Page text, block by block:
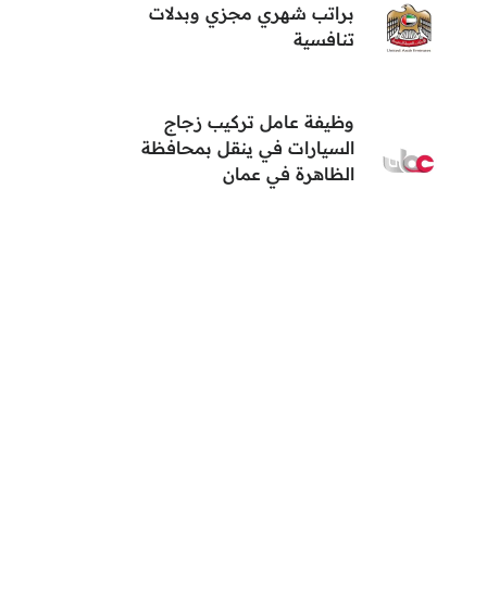
براتب شهري مجزي وبدلات
تنافسية
وظيفة عامل تركيب زجاج
السيارات في ينقل بمحافظة
الظاهرة في عمان